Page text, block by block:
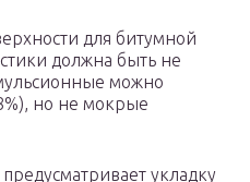
для битумной
должна быть не
можно
но не мокрые
укладку